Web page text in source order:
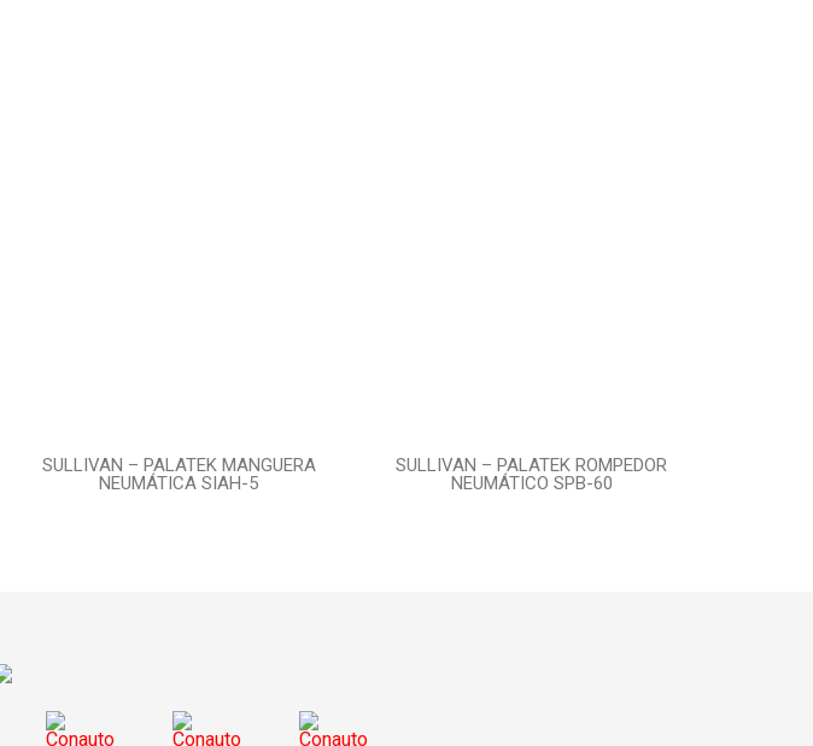
SULLIVAN – PALATEK MANGUERA
NEUMÁTICA SIAH-5
SULLIVAN – PALATEK ROMPEDOR
NEUMÁTICO SPB-60